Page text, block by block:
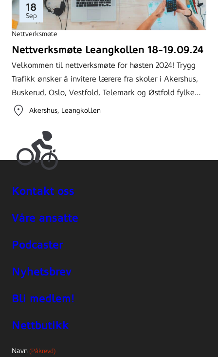
18
Sep
Nettverksmøte
Nettverksmøte Leangkollen 18-19.09.24
Velkommen til nettverksmøte for høsten 2024! Trygg
Trafikk ønsker å invitere lærere fra skoler i Akershus,
Buskerud, Oslo, Vestfold, Telemark og Østfold fylke…
Akershus Leangkollen
Kontakt oss
Våre ansatte
Podcaster
Nyhetsbrev
Bli medlem!
Nettbutikk
Navn (Påkrevd)